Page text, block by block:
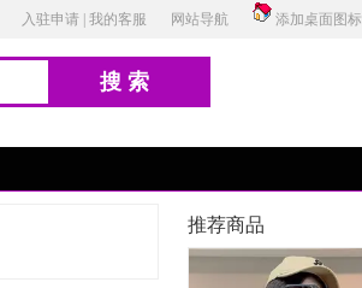
入驻申请 我的客服 网站导航 添加桌面图标
搜索
推荐商品